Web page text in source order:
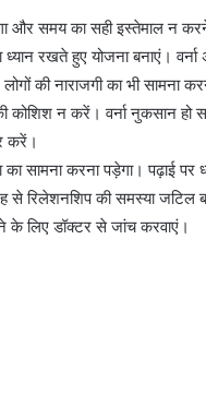
और समय का सही इस्तेमाल न
ध्यान रखते हुए योजना बनाएं।
की नाराजगी का भी सामना
कोशिश न करें। वर्ना नुकसान हो
करें।
का सामना करना पड़ेगा। पढ़ाई पर
से रिलेशनशिप की समस्या जटिल
लिए डॉक्टर से जांच करवाएं।